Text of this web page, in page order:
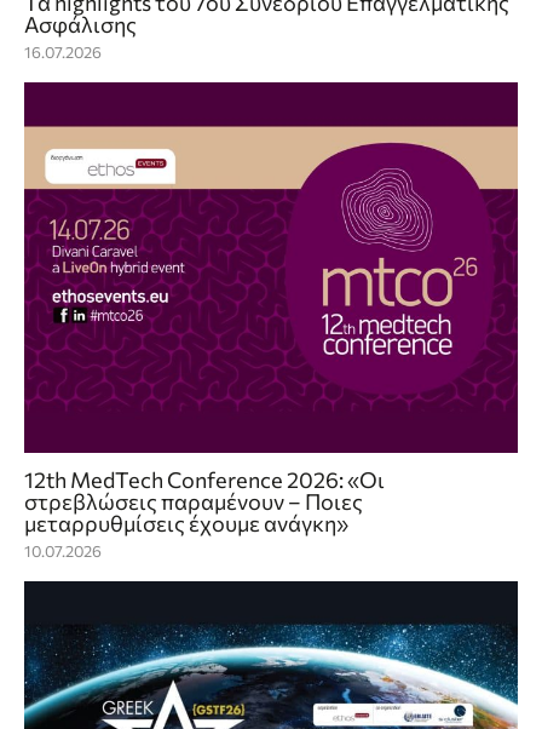
Ασφάλισης
16.07.2026
12th MedTech Conference 2026: «Οι
στρεβλώσεις παραμένουν – Ποιες
μεταρρυθμίσεις έχουμε ανάγκη»
10.07.2026